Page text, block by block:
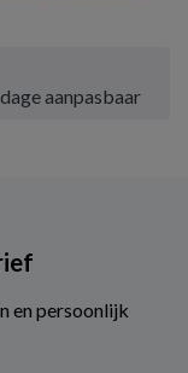
aanpasbaar
en persoonlijk